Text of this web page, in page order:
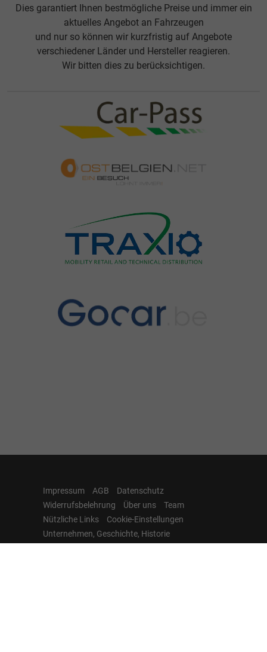
Dies garantiert Ihnen bestmögliche Preise und immer ein
aktuelles Angebot an Fahrzeugen
und nur so können wir kurzfristig auf Angebote
verschiedener Länder und Hersteller reagieren.
Wir bitten dies zu berücksichtigen.
Impressum AGB
Datenschutz
Widerrufsbelehrung
Über uns
Team
Nützliche Links
Cookie-Einstellungen
Unternehmen, Geschichte, Historie